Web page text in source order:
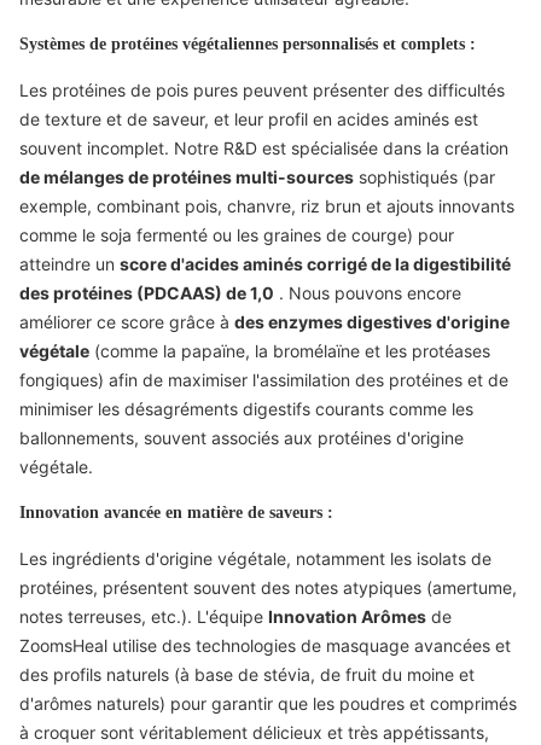
Systèmes de protéines végétaliennes personnalisés et complets :
Les protéines de pois pures peuvent présenter des difficultés
de texture et de saveur, et leur profil en acides aminés est
souvent incomplet. Notre R&D est spécialisée dans la création
de mélanges de protéines multi-sources sophistiqués (par
exemple, combinant pois, chanvre, riz brun et ajouts innovants
comme le soja fermenté ou les graines de courge) pour
atteindre un score d'acides aminés corrigé de la digestibilité
des protéines (PDCAAS) de 1,0 . Nous pouvons encore
améliorer ce score grâce à des enzymes digestives d'origine
végétale (comme la papaïne, la bromélaïne et les protéases
fongiques) afin de maximiser l'assimilation des protéines et de
minimiser les désagréments digestifs courants comme les
ballonnements, souvent associés aux protéines d'origine
végétale.
Innovation avancée en matière de saveurs :
Les ingrédients d'origine végétale, notamment les isolats de
protéines, présentent souvent des notes atypiques (amertume,
notes terreuses, etc.). L'équipe Innovation Arômes de
ZoomsHeal utilise des technologies de masquage avancées et
des profils naturels (à base de stévia, de fruit du moine et
d'arômes naturels) pour garantir que les poudres et comprimés
à croquer sont véritablement délicieux et très appétissants,